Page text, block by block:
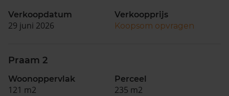
Verkoopdatum
29 juni 2026
Verkoopprijs
Koopsom opvragen
Praam 2
Woonoppervlak
121 m2
Perceel
235 m2